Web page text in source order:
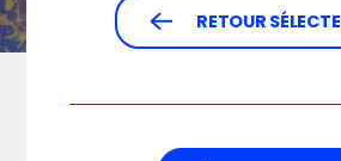
RETOUR